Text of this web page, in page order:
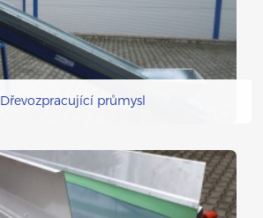
Dřevozpracující průmysl